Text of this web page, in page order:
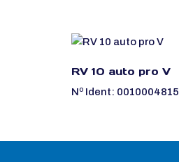
RV 10 auto pro V
Nº Ident: 0010004815